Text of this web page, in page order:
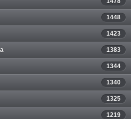
1448
1423
1383
1344
1340
1325
1219